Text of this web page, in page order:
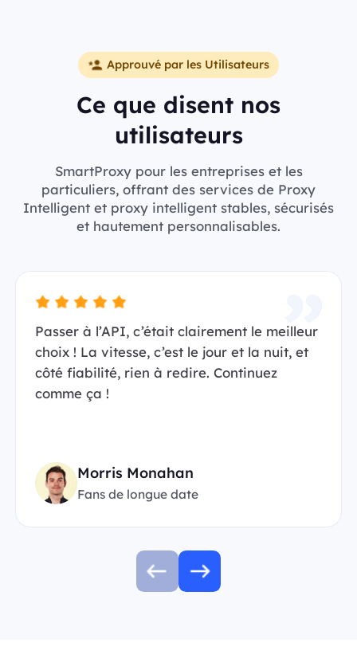
Approuvé par les Utilisateurs
Ce que disent nos
utilisateurs
SmartProxy pour les entreprises et les
particuliers, offrant des services de Proxy
Intelligent et proxy intelligent stables, sécurisés
et hautement personnalisables.
Passer à l’API, c’était clairement le meilleur
choix ! La vitesse, c’est le jour et la nuit, et
côté fiabilité, rien à redire. Continuez
comme ça !
Morris Monahan
Fans de longue date